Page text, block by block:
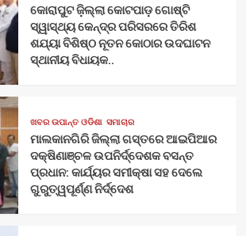
କୋରାପୁଟ ଜ଼ିଲ୍ଲା କୋଟପାଡ଼ ଗୋଷ୍ଟି
ସ୍ୱାସ୍ଥ୍ୟ କେନ୍ଦ୍ର ପରିସରରେ ତିରିଶ
ଶଯ୍ୟା ବିଶିଷ୍ଠ ନୂତନ କୋଠାର ଉଦଘାଟନ
ସ୍ଥାନୀୟ ବିଧାୟକ..
ଖବର ଉପାନ୍ତ ଓଡିଶା ସମାଚାର
ମାଲକାନଗିରି ଜିଲ୍ଲା ଗସ୍ତରେ ଆଇପିଆର
ଦକ୍ଷିଣାଞ୍ଚଳ ଉପନିର୍ଦ୍ଦେଶକ ବସନ୍ତ
ପ୍ରଧାନ: କାର୍ଯ୍ୟର ସମୀକ୍ଷା ସହ ଦେଲେ
ଗୁରୁତ୍ୱପୂର୍ଣ୍ଣ ନିର୍ଦ୍ଦେଶ